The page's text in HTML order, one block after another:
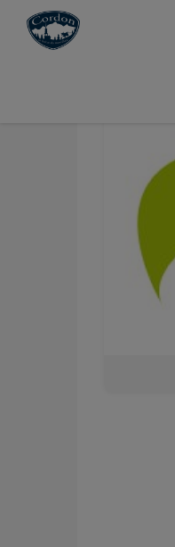
Contenu